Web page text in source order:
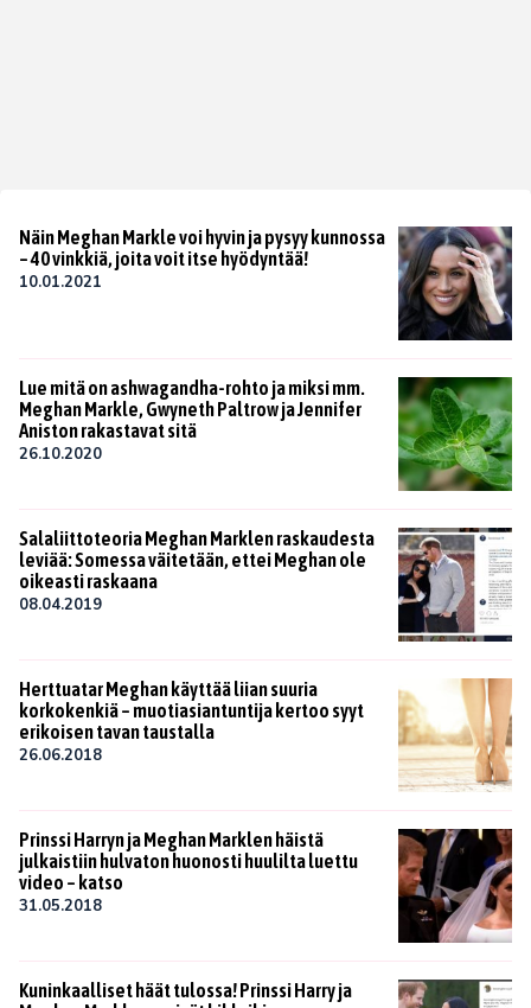
Näin Meghan Markle voi hyvin ja pysyy kunnossa
– 40 vinkkiä, joita voit itse hyödyntää!
10.01.2021
Lue mitä on ashwagandha-rohto ja miksi mm.
Meghan Markle, Gwyneth Paltrow ja Jennifer
Aniston rakastavat sitä
26.10.2020
Salaliittoteoria Meghan Marklen raskaudesta
leviää: Somessa väitetään, ettei Meghan ole
oikeasti raskaana
08.04.2019
Herttuatar Meghan käyttää liian suuria
korkokenkiä – muotiasiantuntija kertoo syyt
erikoisen tavan taustalla
26.06.2018
Prinssi Harryn ja Meghan Marklen häistä
julkaistiin hulvaton huonosti huulilta luettu
video – katso
31.05.2018
Kuninkaalliset häät tulossa! Prinssi Harry ja